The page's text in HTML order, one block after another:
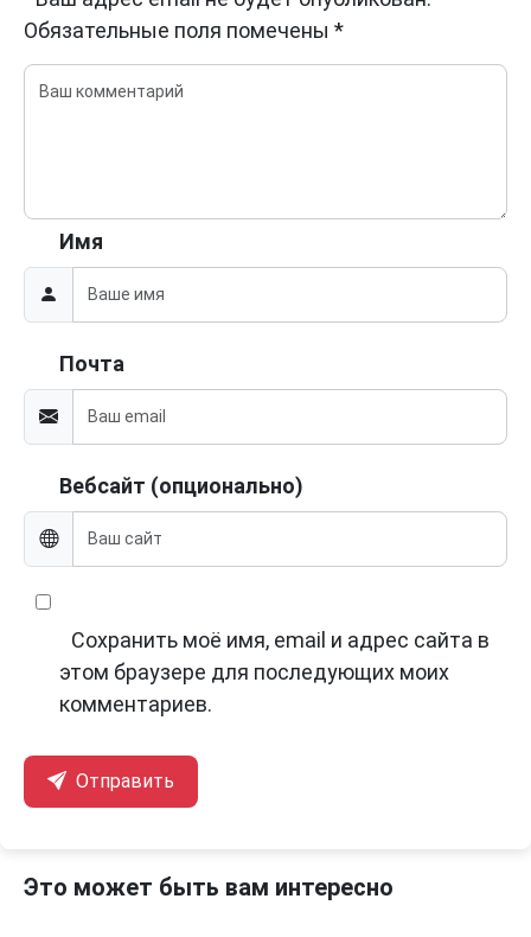
Обязательные поля помечены *
Имя
Почта
Вебсайт (опционально)
Сохранить моё имя, email и адрес сайта в
этом браузере для последующих моих
комментариев.
Отправить
Это может быть вам интересно